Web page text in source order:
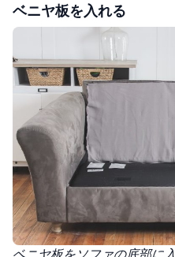
ベニヤ板を入れる
ベニヤ板をソファの底部に